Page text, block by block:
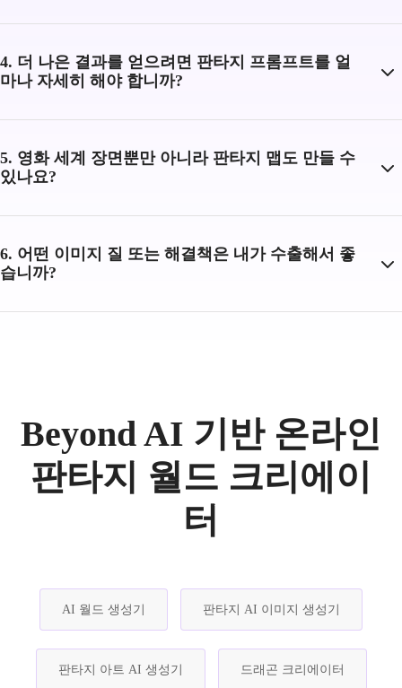
4. 더 나은 결과를 얻으려면 판타지 프롬프트를 얼
마나 자세히 해야 합니까?
5. 영화 세계 장면뿐만 아니라 판타지 맵도 만들 수
있나요?
6. 어떤 이미지 질 또는 해결책은 내가 수출해서 좋
습니까?
Beyond AI 기반 온라인
판타지 월드 크리에이
터
AI 월드 생성기 판타지 AI 이미지 생성기
판타지 아트 AI 생성기 드래곤 크리에이터